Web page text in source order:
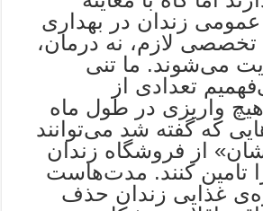
زندان در بهداری
تخصصی لازم، نه درمان،
می‌شوند. ما تنی
تعدادی از
واریزی در طول ماه
که گفته شد می‌توانند
از فروشگاه زندان
تامین کنند. مدت‌هاست
غذایی زندان حذف